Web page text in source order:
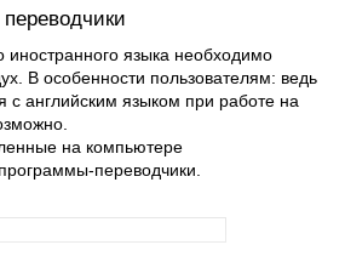
иностранного языка необходимо
В особенности пользователям: ведь
с английским языком при работе на
на компьютере
переводчики.